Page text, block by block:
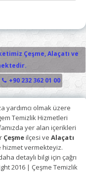
Çeşme, Alaçatı ve
+90 232 362 01 00
yardımcı olmak üzere
Temizlik Hizmetleri
yer alan içerikleri
Çeşmeilçesi ve Alaçatı
vermekteyiz.
detaylı bilgi için çağrı
2016 | Çeşme Temizlik